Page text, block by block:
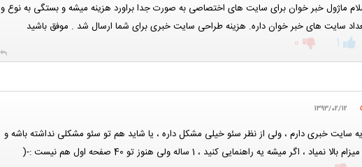
ماژول خبر خوان برای سایت های اختصاصی به صورت جدا براورد هزینه میشه و بستگی به نوع و
سایت های خبر خوان داره. هزینه طراحی سایت خبری برای شما ارسال شد . موفق باشید
1
0
1393/02/12
سایت خبری دارم ، ولی از نظر سئو خیلی مشکل داره ، یا شاید هم تو سئو مشکلی نداشته باشه و
نمیاد ، اگر میشه یه راهنمایی کنید ، 1 ساله ولی هنوز تو 40 صفحه اول هم نیست :-(